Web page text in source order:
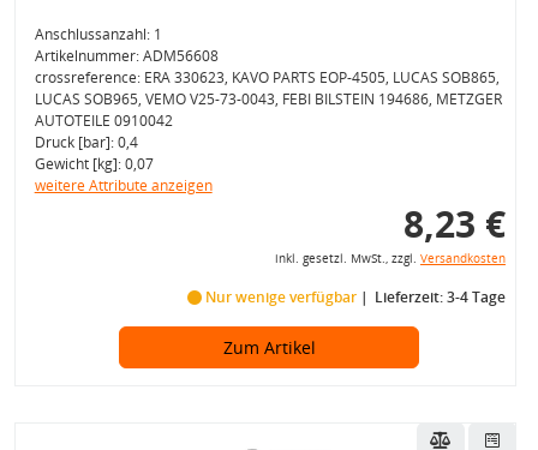
Anschlussanzahl: 1
Artikelnummer: ADM56608
crossreference: ERA 330623, KAVO PARTS EOP-4505, LUCAS SOB865,
LUCAS SOB965, VEMO V25-73-0043, FEBI BILSTEIN 194686, METZGER
AUTOTEILE 0910042
Druck [bar]: 0,4
Gewicht [kg]: 0,07
weitere Attribute anzeigen
8,23 €
inkl. gesetzl. MwSt., zzgl. Versandkosten
Nur wenige verfügbar Lieferzeit: 3-4 Tage
Zum Artikel